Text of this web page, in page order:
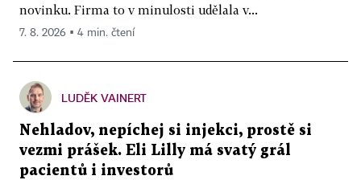
novinku. Firma to v minulosti udělala v...
7. 8. 2026 ▪ 4 min. čtení
LUDĚK VAINERT
Nehladov, nepíchej si injekci, prostě si
vezmi prášek. Eli Lilly má svatý grál
pacientů i investorů